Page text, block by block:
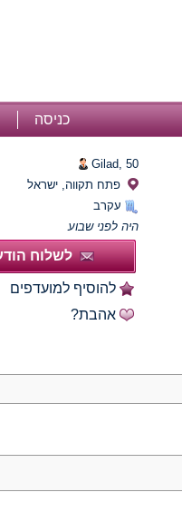
כניסה
Gilad, 50
פתח תקווה, ישראל
עקרב
היה לפני שבוע
לשלוח
להוסיף למועדפים
אהבת?